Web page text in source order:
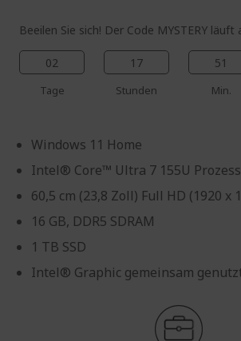
Beeilen Sie sich! Der Code MYSTERY läuft
02
Tage
17
Stunden
51
Min.
Windows 11 Home
Intel® Core™ Ultra 7 155U
60,5 cm (23,8 Zoll) Full HD (1920 x
16 GB, DDR5 SDRAM
1 TB SSD
Intel® Graphic gemeinsam